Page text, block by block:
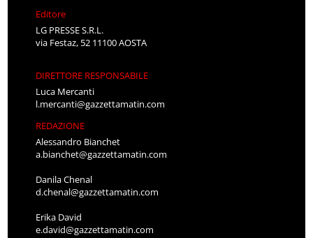
Editore
LG PRESSE S.R.L.
via Festaz, 52 11100 AOSTA
DIRETTORE RESPONSABILE
Luca Mercanti
l.mercanti@gazzettamatin.com
REDAZIONE
Alessandro Bianchet
a.bianchet@gazzettamatin.com
Danila Chenal
d.chenal@gazzettamatin.com
Erika David
e.david@gazzettamatin.com